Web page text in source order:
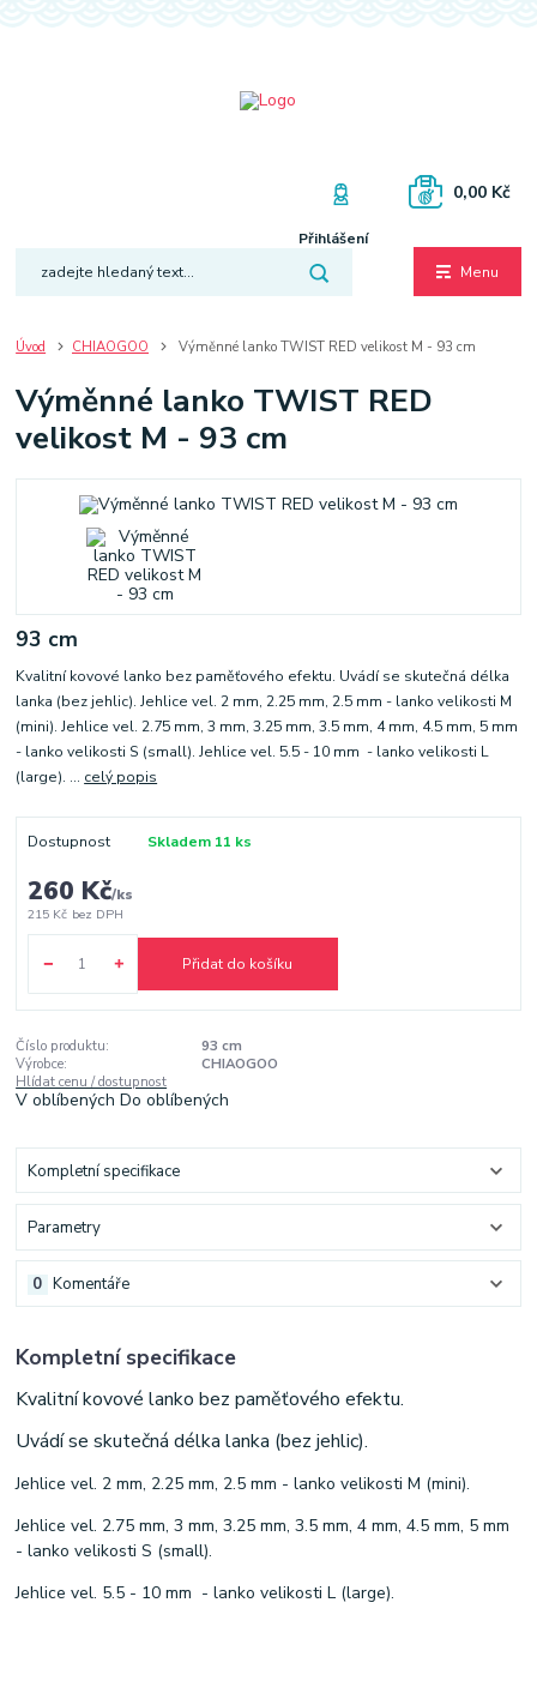
Menu
Přihlášení
0,00 Kč
Úvod CHIAOGOO Výměnné lanko TWIST RED velikost M - 93 cm
Výměnné lanko TWIST RED
velikost M - 93 cm
93 cm
Kvalitní kovové lanko bez paměťového efektu. Uvádí se skutečná délka
lanka (bez jehlic). Jehlice vel. 2 mm, 2.25 mm, 2.5 mm - lanko velikosti M
(mini). Jehlice vel. 2.75 mm, 3 mm, 3.25 mm, 3.5 mm, 4 mm, 4.5 mm, 5 mm
- lanko velikosti S (small). Jehlice vel. 5.5 - 10 mm - lanko velikosti L
(large). ... celý popis
Dostupnost Skladem 11 ks
260 Kč/ks
215 Kč bez DPH
Přidat do košíku
Číslo produktu:
93 cm
Výrobce:
CHIAOGOO
Hlídat cenu / dostupnost
V oblíbenýchDo oblíbených
Kompletní specifikace
Parametry
Komentáře
0
Kompletní specifikace
Kvalitní kovové lanko bez paměťového efektu.
Uvádí se skutečná délka lanka (bez jehlic).
Jehlice vel. 2 mm, 2.25 mm, 2.5 mm - lanko velikosti M (mini).
Jehlice vel. 2.75 mm, 3 mm, 3.25 mm, 3.5 mm, 4 mm, 4.5 mm, 5 mm
- lanko velikosti S (small).
Jehlice vel. 5.5 - 10 mm - lanko velikosti L (large).